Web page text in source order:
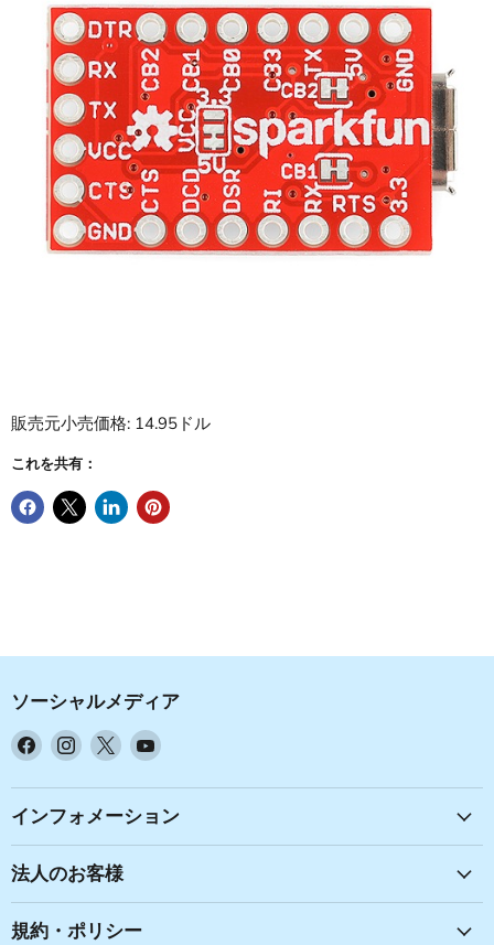
販売元小売価格: 14.95ドル
これを共有：
ソーシャルメディア
Facebook
見
つ
て
く
さ
Instagram
見
つ
て
く
さ
X
見
つ
て
く
さ
YouTube
見
つ
インフォメーション
法人のお客様
規約・ポリシー